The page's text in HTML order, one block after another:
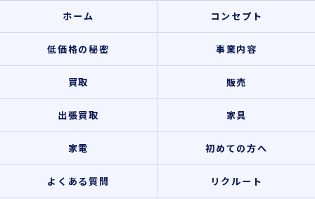
ホーム コンセプト
低価格の秘密 事業内容
買取 販売
出張買取 家具
家電 初めての方へ
よくある質問 リクルート